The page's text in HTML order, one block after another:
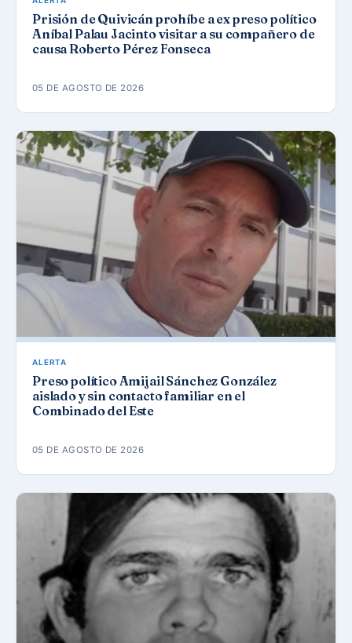
Prisión de Quivicán prohíbe a ex preso político
Aníbal Palau Jacinto visitar a su compañero de
causa Roberto Pérez Fonseca
05 DE AGOSTO DE 2026
ALERTA
Preso político Amijail Sánchez González
aislado y sin contacto familiar en el
Combinado del Este
05 DE AGOSTO DE 2026